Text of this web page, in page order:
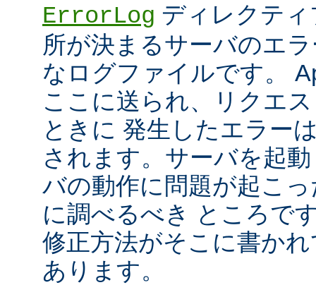
ErrorLog ディレクテ
所が決まるサーバのエ
なログファイルです。
ここに送られ、リクエ
ときに 発生したエラー
されます。サーバを起
バの動作に問題が起こ
に調べるべき ところで
修正方法がそこに書か
あります。